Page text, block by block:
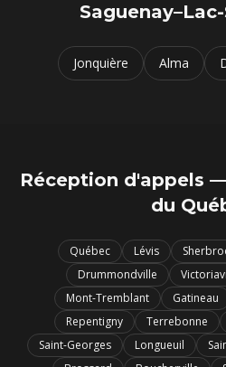
Jonquière Alma
Réception d'appels
du
Québec Lévis
Drummondville
Mont-Tremblant
Gatineau
Repentigny
Terrebonne
Saint-Georges
Longueuil